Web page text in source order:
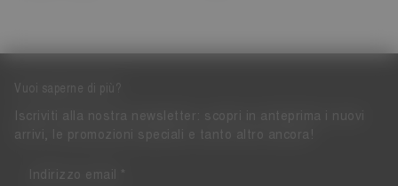
Vuoi saperne di più?
Iscriviti alla nostra newsletter: scopri in anteprima i nuovi
arrivi, le promozioni speciali e tanto altro ancora!
Indirizzo email